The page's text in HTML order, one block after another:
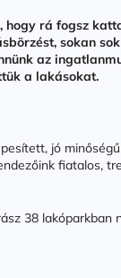
hogy rá fogsz
sokan
az
a lakásokat.
jó
fiatalos,
38 lakóparkban